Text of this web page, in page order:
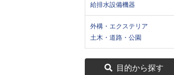
給排水設備機器
外構・エクステリア
土木・道路・公園
目的から探す